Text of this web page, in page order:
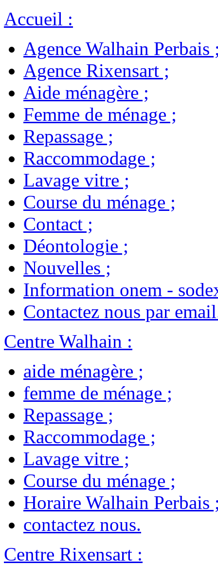
Accueil :
Agence Walhain Perbais
Agence Rixensart ;
Aide ménagère ;
Femme de ménage ;
Repassage ;
Raccommodage ;
Lavage vitre ;
Course du ménage ;
Contact ;
Déontologie ;
Nouvelles ;
Information onem -
Contactez nous par email
Centre Walhain :
aide ménagère ;
femme de ménage ;
Repassage ;
Raccommodage ;
Lavage vitre ;
Course du ménage ;
Horaire Walhain Perbais
contactez nous.
Centre Rixensart :